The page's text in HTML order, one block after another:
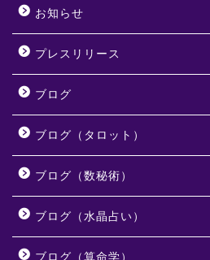
お知らせ
プレスリリース
ブログ
ブログ（タロット）
ブログ（数秘術）
ブログ（水晶占い）
ブログ（算命学）